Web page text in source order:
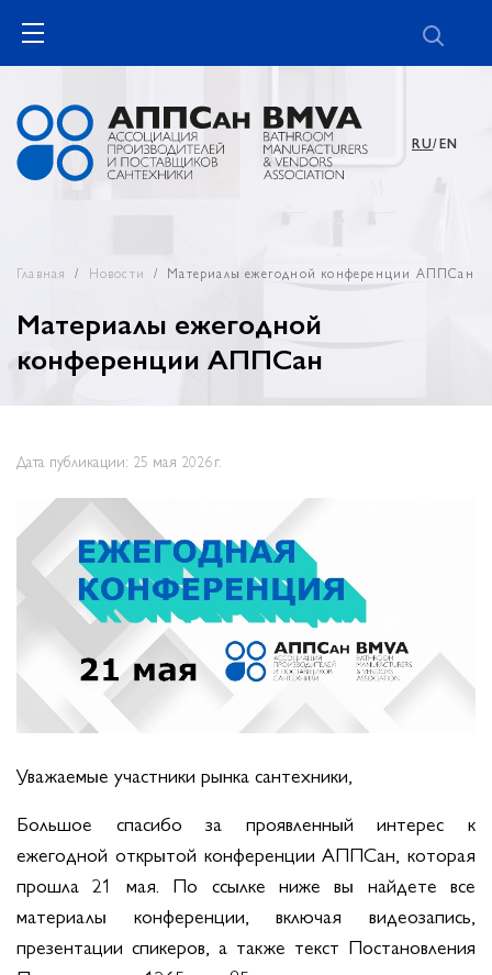
RU/EN
Главная Новости Материалы ежегодной конференции АППСан
Материалы ежегодной
конференции АППСан
Дата публикации: 25 мая 2026 г.
Уважаемые участники рынка сантехники,
Большое спасибо за проявленный интерес к
ежегодной открытой конференции АППСан, которая
прошла 21 мая. По ссылке ниже вы найдете все
материалы конференции, включая видеозапись,
презентации спикеров, а также текст Постановления